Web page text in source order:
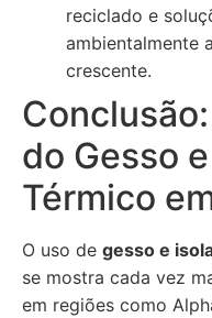
reciclado e
ambientalmente
crescente.
do Gesso
Térmico
O uso de gesso e
se mostra cada vez
em regiões como